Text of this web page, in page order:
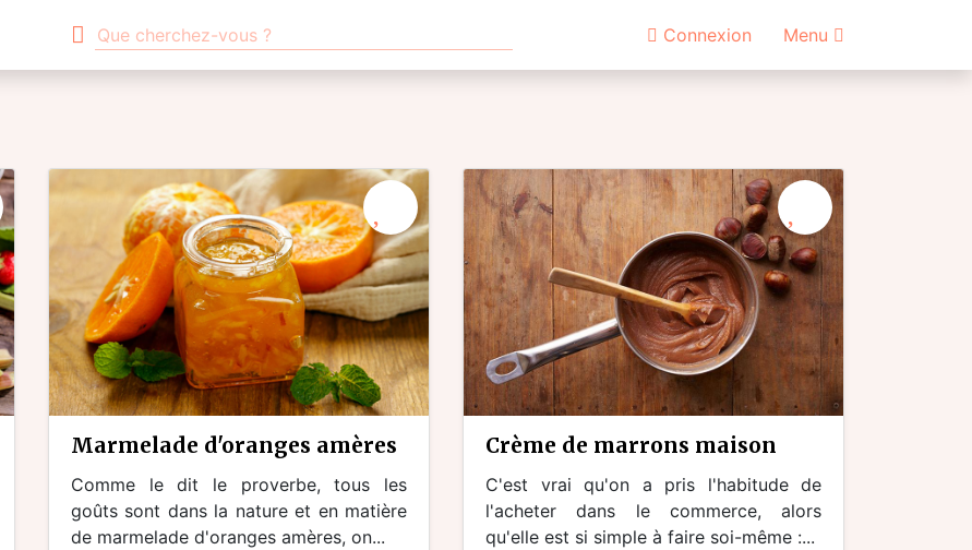
Connexion Menu
marmelade d'oranges amères
Comme le dit le proverbe, tous les
goûts sont dans la nature et en matière
de marmelade d'oranges amères, on...
crème de marrons maison
C'est vrai qu'on a pris l'habitude de
l'acheter dans le commerce, alors
qu'elle est si simple à faire soi-même :...